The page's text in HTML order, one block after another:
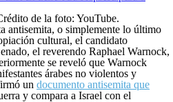
de la foto: YouTube.
antisemita, o simplemente lo último
cultural, el candidato
el reverendo Raphael Warnock,
se reveló que Warnock
árabes no violentos y
un documento antisemita que
y compara a Israel con el